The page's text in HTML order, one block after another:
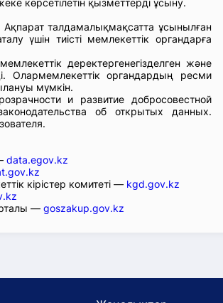
көрсетілетін қызметтерді ұсыну.
талдамалықмақсатта ұсынылған
үшін тиісті мемлекеттік органдарға
деректергенегізделген және
Олармемлекеттік органдардың ресми
мүмкін.
и развитие добросовестной
об открытых данных.
data.egov.kz
кірістер комитеті — kgd.gov.kz
— goszakup.gov.kz